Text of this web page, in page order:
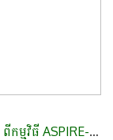
វគ្គចែករំលែកចំណេះដឹង ពីកសិករនាំមុខ ទៅកសិករ​ ពីកម្មវិធី​ ASPIRE-AT​